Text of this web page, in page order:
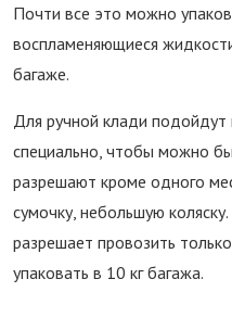
Почти все это можно
воспламеняющиеся
багаже.
Для ручной клади
специально, чтобы можно
разрешают кроме одного
сумочку, небольшую
разрешает провозить
упаковать в 10 кг багажа.